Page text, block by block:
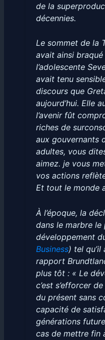
de la
décennies.
Le sommet de la
avait ainsi
l’adolescente
avait tenu
discours que
aujourd’hui. Elle
l’avenir fût
riches de
aux gouvernants
adultes, vous
aimez. je vous
vos actions
Et tout le monde
À l’époque, la
dans le marbre le
développement
Business) tel
rapport
plus tôt : « Le
c’est s’efforcer
du présent sans
capacité de
générations
cas de mettre fin